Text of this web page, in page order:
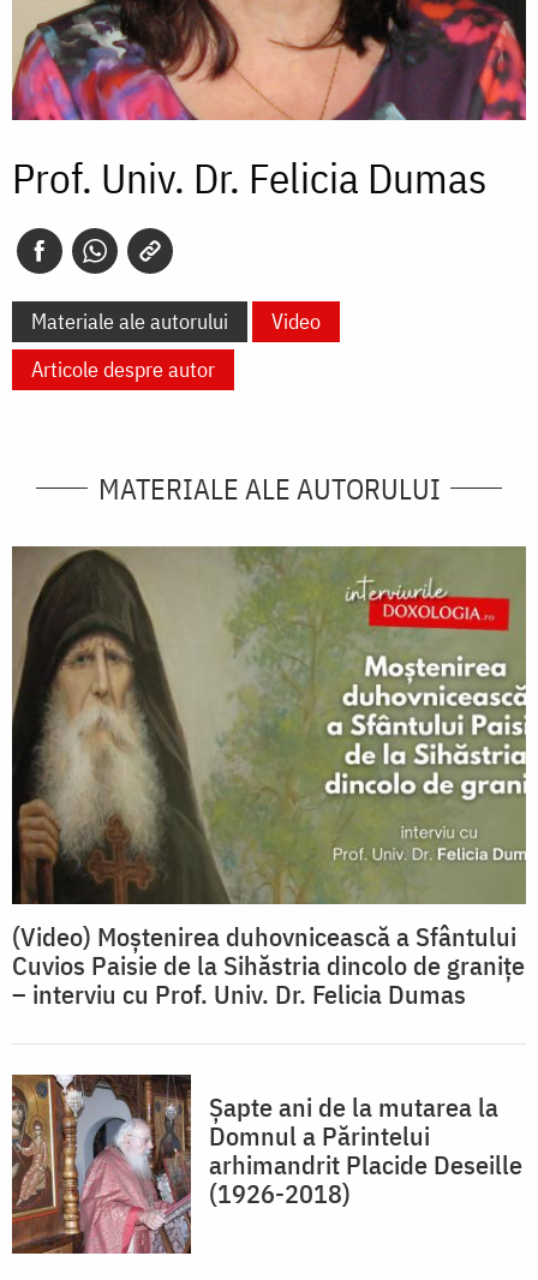
Prof. Univ. Dr. Felicia Dumas
Materiale ale autorului
Video
Articole despre autor
MATERIALE ALE AUTORULUI
(Video) Moștenirea duhovnicească a Sfântului
Cuvios Paisie de la Sihăstria dincolo de granițe
– interviu cu Prof. Univ. Dr. Felicia Dumas
Șapte ani de la mutarea la
Domnul a Părintelui
arhimandrit Placide Deseille
(1926-2018)